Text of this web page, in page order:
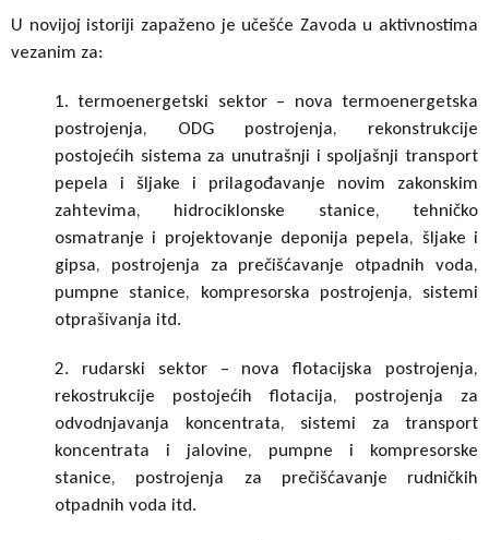
U novijoj istoriji zapaženo je učešće Zavoda u aktivnostima
vezanim za:
1. termoenergetski sektor – nova termoenergetska
postrojenja, ODG postrojenja, rekonstrukcije
postojećih sistema za unutrašnji i spoljašnji transport
pepela i šljake i prilagođavanje novim zakonskim
zahtevima, hidrociklonske stanice, tehničko
osmatranje i projektovanje deponija pepela, šljake i
gipsa, postrojenja za prečišćavanje otpadnih voda,
pumpne stanice, kompresorska postrojenja, sistemi
otprašivanja itd.
2. rudarski sektor – nova flotacijska postrojenja,
rekostrukcije postojećih flotacija, postrojenja za
odvodnjavanja koncentrata, sistemi za transport
koncentrata i jalovine, pumpne i kompresorske
stanice, postrojenja za prečišćavanje rudničkih
otpadnih voda itd.